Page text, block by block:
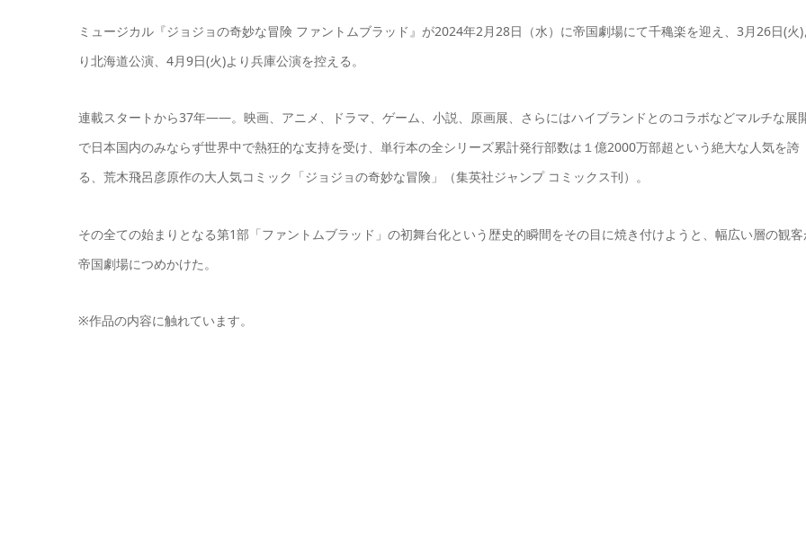
ミュージカル『ジョジョの奇妙な冒険 ファントムブラッド』が2024年2月28日（水）に帝国劇場にて千穐楽を迎え、3月26日(火
り北海道公演、4月9日(火)より兵庫公演を控える。
連載スタートから37年――。映画、アニメ、ドラマ、ゲーム、小説、原画展、さらにはハイブランドとのコラボなどマルチな展
で日本国内のみならず世界中で熱狂的な支持を受け、単行本の全シリーズ累計発行部数は１億2000万部超という絶大な人気を誇
る、荒木飛呂彦原作の大人気コミック「ジョジョの奇妙な冒険」（集英社ジャンプ コミックス刊）。
その全ての始まりとなる第1部「ファントムブラッド」の初舞台化という歴史的瞬間をその目に焼き付けようと、幅広い層の観
帝国劇場につめかけた。
※作品の内容に触れています。